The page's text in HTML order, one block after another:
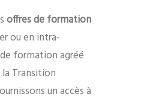
offres de formation
ou en intra-
formation agréé
Transition
un accès à